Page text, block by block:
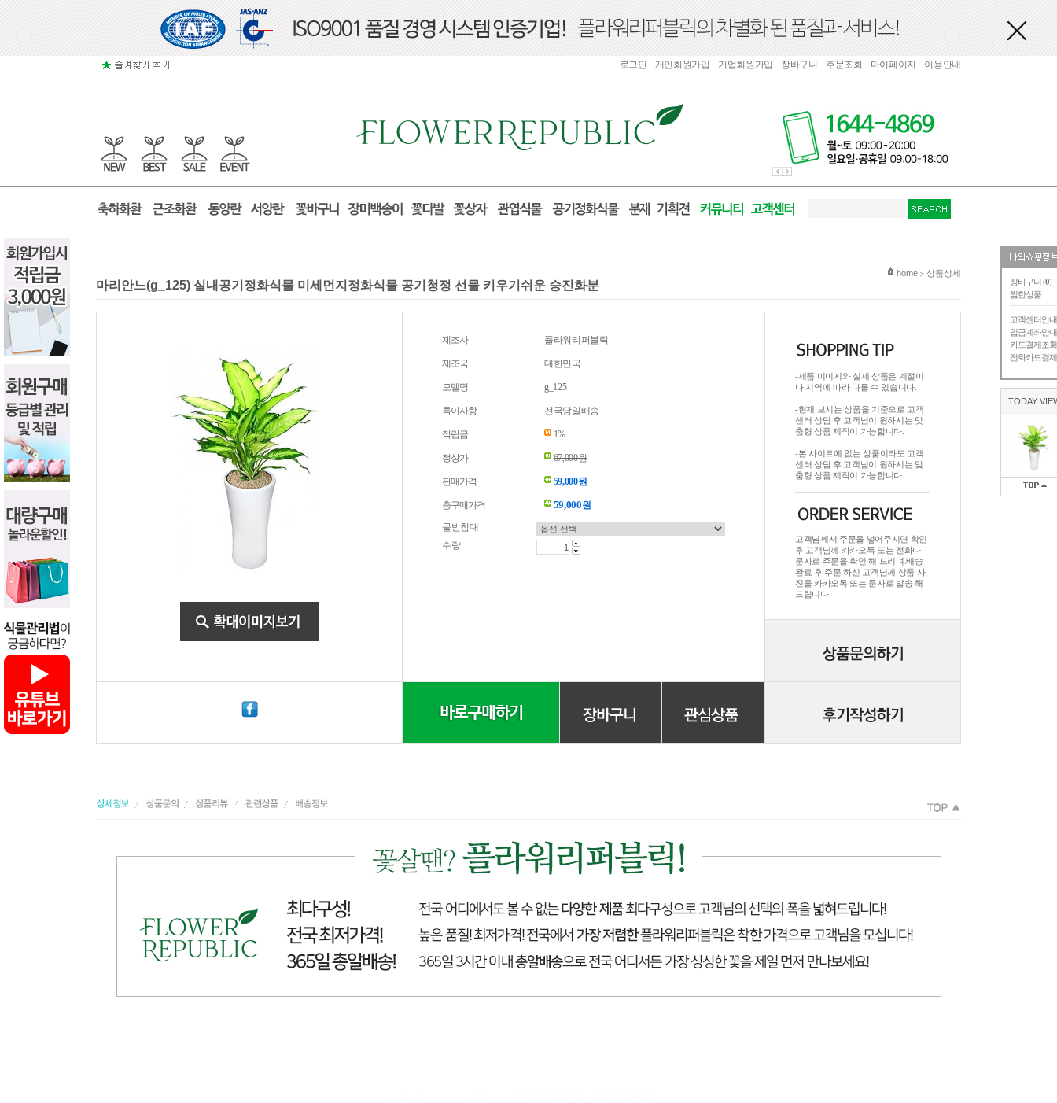
장바구니 (0)
찜한상품
고객센터안내
입금계좌안내
카드결제조회
전화카드결제
TODAY
로그인 개인회원가입 기업회원가입 장바구니 주문조회 마이페이지 이용안내
현재 위치
home > 상품상세
마리안느(g_125) 실내공기정화식물 미세먼지정화식물 공기청정 선물 키우기쉬운 승진화분
제조사 플라워리퍼블릭
제조국 대한민국
모델명 g_125
특이사항 전국당일배송
적립금 1%
정상가 67,000원
판매가격 59,000원
총구매가격 59,000원
물받침대
수량
-제품 이미지와 실제 상품은 계절이
나 지역에 따라 다를 수 있습니다.
-현재 보시는 상품을 기준으로 고객
센터 상담 후 고객님이 원하시는 맞
춤형 상품 제작이 가능합니다.
-본 사이트에 없는 상품이라도 고객
센터 상담 후 고객님이 원하시는 맞
춤형 상품 제작이 가능합니다.
고객님께서 주문을 넣어주시면 확인
후 고객님께 카카오톡 또는 전화나
문자로 주문을 확인 해 드리며.배송
완료 후 주문 하신 고객님께 상품 사
진을 카카오톡 또는 문자로 발송 해
드립니다.